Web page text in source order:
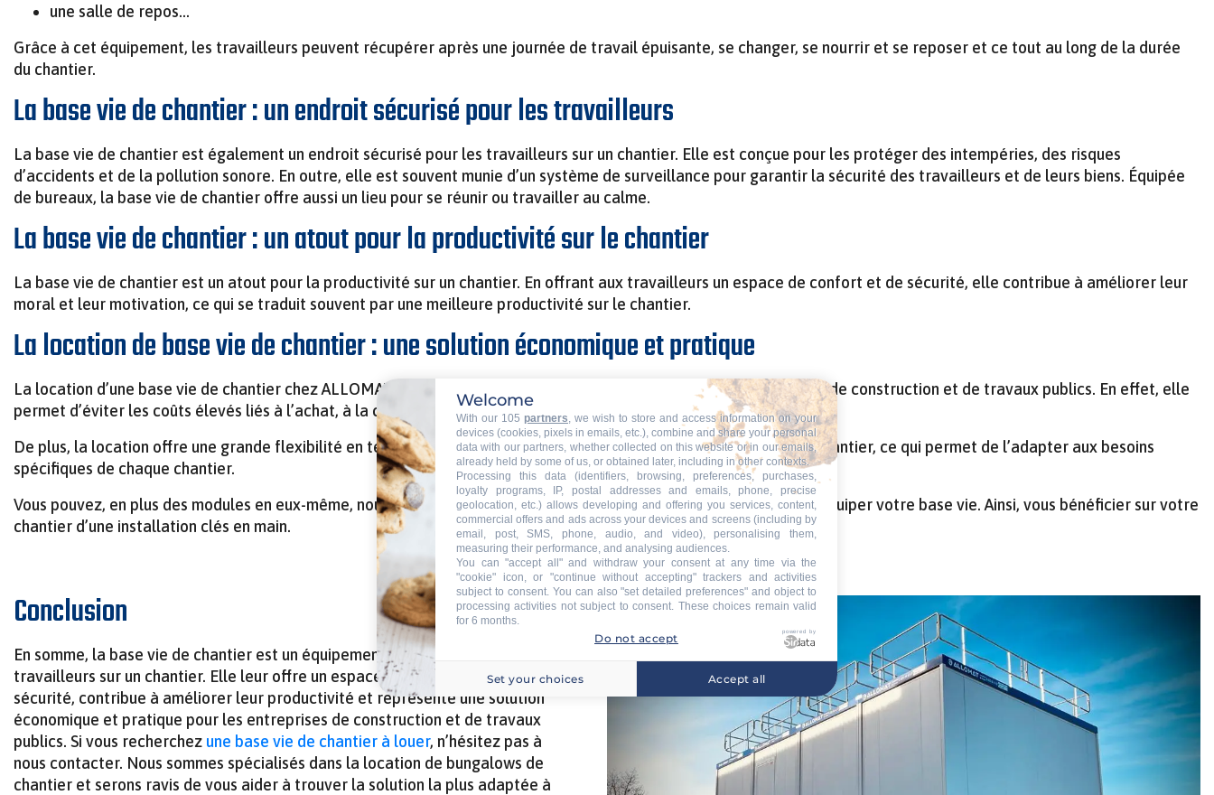
une salle de repos…
Grâce à cet équipement, les travailleurs peuvent récupérer après une journée de travail épuisante, se changer, se nourrir et se reposer et ce tout au long de la durée
du chantier.
La base vie de chantier : un endroit sécurisé pour les travailleurs
La base vie de chantier est également un endroit sécurisé pour les travailleurs sur un chantier. Elle est conçue pour les protéger des intempéries, des risques
d’accidents et de la pollution sonore. En outre, elle est souvent munie d’un système de surveillance pour garantir la sécurité des travailleurs et de leurs biens. Équipée
de bureaux, la base vie de chantier offre aussi un lieu pour se réunir ou travailler au calme.
La base vie de chantier : un atout pour la productivité sur le chantier
La base vie de chantier est un atout pour la productivité sur un chantier. En offrant aux travailleurs un espace de confort et de sécurité, elle contribue à améliorer leur
moral et leur motivation, ce qui se traduit souvent par une meilleure productivité sur le chantier.
La location de base vie de chantier : une solution économique et pratique
La location d’une base vie de chantier chez ALLOMAT est une solution économique et pratique pour les entreprises de construction et de travaux publics. En effet, elle
permet d’éviter les coûts élevés liés à l’achat, à la construction et à l’entretien d’une base vie de chantier.
De plus, la location offre une grande flexibilité en termes de durée, de taille et de configuration de la base vie de chantier, ce qui permet de l’adapter aux besoins
spécifiques de chaque chantier.
Vous pouvez, en plus des modules en eux-même, nous demander la location de climatiseurs, de mobilier etc. afin d’équiper votre base vie. Ainsi, vous bénéficier sur votre
chantier d’une installation clés en main.
Conclusion
En somme, la base vie de chantier est un équipement indispensable pour les
travailleurs sur un chantier. Elle leur offre un espace de confort et de
sécurité, contribue à améliorer leur productivité et représente une solution
économique et pratique pour les entreprises de construction et de travaux
publics. Si vous recherchez une base vie de chantier à louer, n’hésitez pas à
nous contacter. Nous sommes spécialisés dans la location de bungalows de
chantier et serons ravis de vous aider à trouver la solution la plus adaptée à
Welcome
With our 105 partners , we wish to store and access information on your
devices (cookies, pixels in emails, etc.), combine and share your personal
data with our partners, whether collected on this website or in our emails,
already held by some of us, or obtained later, including in other contexts.
Processing this data (identifiers, browsing, preferences, purchases,
loyalty programs, IP, postal addresses and emails, phone, precise
geolocation, etc.) allows developing and offering you services, content,
commercial offers and ads across your devices and screens (including by
email, post, SMS, phone, audio, and video), personalising them,
measuring their performance, and analysing audiences.
You can "accept all" and withdraw your consent at any time via the
"cookie" icon, or "continue without accepting" trackers and activities
subject to consent. You can also "set detailed preferences" and object to
processing activities not subject to consent. These choices remain valid
for 6 months.
Do not accept powered by
Set your choices Accept all